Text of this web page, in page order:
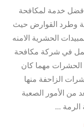
خدمة لمكافحة
وطرد القوارض حيث
الحشرية الامنه
في شركة مكافحة
الحشرات مهما كان
الزاحفة منها
من الأمور الصعبة
الرمة ...